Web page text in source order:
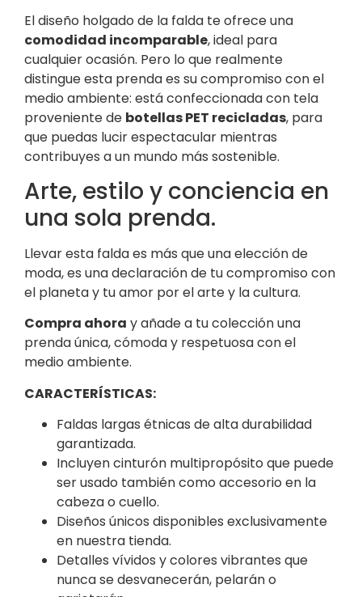
El diseño holgado de la falda te ofrece una
comodidad incomparable, ideal para
cualquier ocasión. Pero lo que realmente
distingue esta prenda es su compromiso con el
medio ambiente: está confeccionada con tela
proveniente de botellas PET recicladas, para
que puedas lucir espectacular mientras
contribuyes a un mundo más sostenible.
Arte, estilo y conciencia en
una sola prenda.
Llevar esta falda es más que una elección de
moda, es una declaración de tu compromiso con
el planeta y tu amor por el arte y la cultura.
Compra ahora y añade a tu colección una
prenda única, cómoda y respetuosa con el
medio ambiente.
CARACTERÍSTICAS:
Faldas largas étnicas de alta durabilidad
garantizada.
Incluyen cinturón multipropósito que puede
ser usado también como accesorio en la
cabeza o cuello.
Diseños únicos disponibles exclusivamente
en nuestra tienda.
Detalles vívidos y colores vibrantes que
nunca se desvanecerán, pelarán o